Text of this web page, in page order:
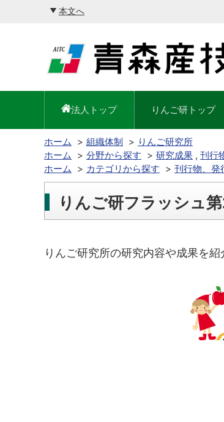
本文へ
法人トップ りんご研トップ
ホーム 組織体制
りんご研究所
ホーム
分野から探す 研究成果 , 刊行
ホーム
カテゴリから探す 刊行物、発
りんご研フラッシュ
りんご研究所の研究内容や成果を